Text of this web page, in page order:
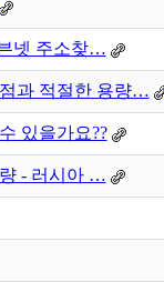
넷 주소찾…
점과 적절한 용량…
있을가요??
- 러시아 …